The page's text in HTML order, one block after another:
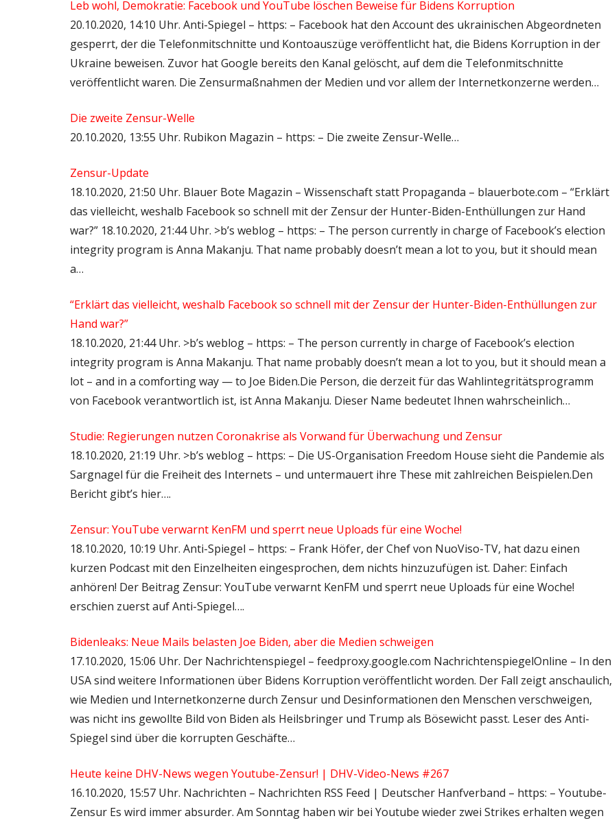
Leb wohl, Demokratie: Facebook und YouTube löschen Beweise für Bidens Korruption
20.10.2020, 14:10 Uhr. Anti-Spiegel – https: – Facebook hat den Account des ukrainischen Abgeordneten
gesperrt, der die Telefonmitschnitte und Kontoauszüge veröffentlicht hat, die Bidens Korruption in der
Ukraine beweisen. Zuvor hat Google bereits den Kanal gelöscht, auf dem die Telefonmitschnitte
veröffentlicht waren. Die Zensurmaßnahmen der Medien und vor allem der Internetkonzerne werden…
Die zweite Zensur-Welle
20.10.2020, 13:55 Uhr. Rubikon Magazin – https: – Die zweite Zensur-Welle…
Zensur-Update
18.10.2020, 21:50 Uhr. Blauer Bote Magazin – Wissenschaft statt Propaganda – blauerbote.com – “Erklärt
das vielleicht, weshalb Facebook so schnell mit der Zensur der Hunter-Biden-Enthüllungen zur Hand
war?” 18.10.2020, 21:44 Uhr. >b’s weblog – https: – The person currently in charge of Facebook’s election
integrity program is Anna Makanju. That name probably doesn’t mean a lot to you, but it should mean
a…
“Erklärt das vielleicht, weshalb Facebook so schnell mit der Zensur der Hunter-Biden-Enthüllungen zur
Hand war?”
18.10.2020, 21:44 Uhr. >b’s weblog – https: – The person currently in charge of Facebook’s election
integrity program is Anna Makanju. That name probably doesn’t mean a lot to you, but it should mean a
lot – and in a comforting way — to Joe Biden.Die Person, die derzeit für das Wahlintegritätsprogramm
von Facebook verantwortlich ist, ist Anna Makanju. Dieser Name bedeutet Ihnen wahrscheinlich…
Studie: Regierungen nutzen Coronakrise als Vorwand für Überwachung und Zensur
18.10.2020, 21:19 Uhr. >b’s weblog – https: – Die US-Organisation Freedom House sieht die Pandemie als
Sargnagel für die Freiheit des Internets – und untermauert ihre These mit zahlreichen Beispielen.Den
Bericht gibt’s hier….
Zensur: YouTube verwarnt KenFM und sperrt neue Uploads für eine Woche!
18.10.2020, 10:19 Uhr. Anti-Spiegel – https: – Frank Höfer, der Chef von NuoViso-TV, hat dazu einen
kurzen Podcast mit den Einzelheiten eingesprochen, dem nichts hinzuzufügen ist. Daher: Einfach
anhören! Der Beitrag Zensur: YouTube verwarnt KenFM und sperrt neue Uploads für eine Woche!
erschien zuerst auf Anti-Spiegel….
Bidenleaks: Neue Mails belasten Joe Biden, aber die Medien schweigen
17.10.2020, 15:06 Uhr. Der Nachrichtenspiegel – feedproxy.google.com NachrichtenspiegelOnline – In den
USA sind weitere Informationen über Bidens Korruption veröffentlicht worden. Der Fall zeigt anschaulich,
wie Medien und Internetkonzerne durch Zensur und Desinformationen den Menschen verschweigen,
was nicht ins gewollte Bild von Biden als Heilsbringer und Trump als Bösewicht passt. Leser des Anti-
Spiegel sind über die korrupten Geschäfte…
Heute keine DHV-News wegen Youtube-Zensur! | DHV-Video-News #267
16.10.2020, 15:57 Uhr. Nachrichten – Nachrichten RSS Feed | Deutscher Hanfverband – https: – Youtube-
Zensur Es wird immer absurder. Am Sonntag haben wir bei Youtube wieder zwei Strikes erhalten wegen